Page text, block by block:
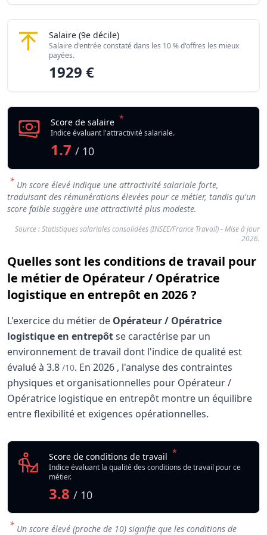
Salaire Opérateur / Opératrice logistique en entrepôt
(9e décile)
Salaire d'entrée constaté dans les 10 % d'offres les mieux
payées.
1929 €
Score de salaire *
Indice évaluant l'attractivité salariale.
1.7 / 10
* Un score élevé indique une attractivité salariale forte,
traduisant des rémunérations élevées pour ce métier, tandis qu'un
score faible suggère une attractivité plus modeste.
Source : Statistiques salariales consolidées (INSEE/France Travail) - Mise à jour
2026.
Quelles sont les conditions de travail pour
le métier de Opérateur / Opératrice
logistique en entrepôt en 2026 ?
L'exercice du métier de Opérateur / Opératrice
logistique en entrepôtse caractérise par un
environnement de travail dont l'indice de qualité est
évalué à 3.8 /10. En 2026 , l'analyse des contraintes
physiques et organisationnelles pour Opérateur /
Opératrice logistique en entrepôt montre un équilibre
entre flexibilité et exigences opérationnelles.
Analyse des conditions de travail : Opérateur /
Indicateur
Qualité globale de l'environnement Opérateur /
Score de conditions de travail *
Indice évaluant la qualité des conditions de travail pour ce
métier.
3.8 / 10
* Un score élevé (proche de 10) signifie que les conditions de